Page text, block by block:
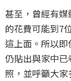
甚至，曾經有
的花費可能到7
這上面。所以即
仍貼出與家中
照，並呼籲大